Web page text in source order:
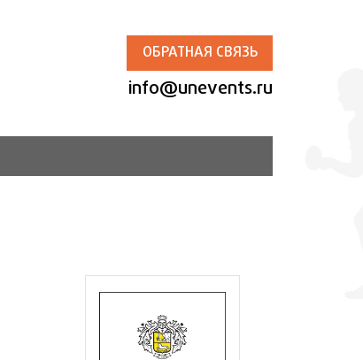
ОБРАТНАЯ СВЯЗЬ
info@unevents.ru